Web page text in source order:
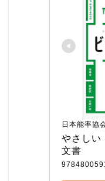
日本能率協
やさしい
文書